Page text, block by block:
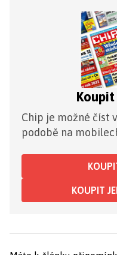
Chip je možné číst
podobě na
KOUPIT